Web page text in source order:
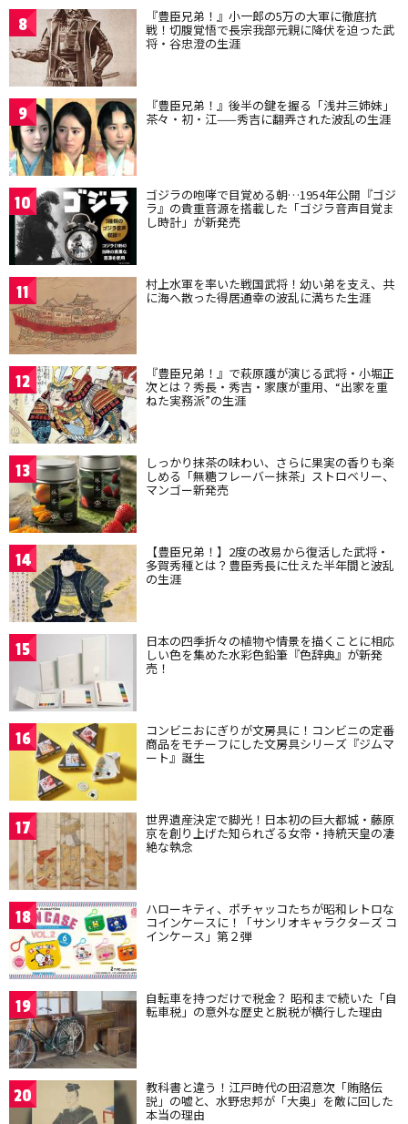
8 『豊臣兄弟！』小一郎の5万の大軍に徹底抗
戦！切腹覚悟で長宗我部元親に降伏を迫った武
将・谷忠澄の生涯
9 『豊臣兄弟！』後半の鍵を握る「浅井三姉妹」
茶々・初・江——秀吉に翻弄された波乱の生涯
10 ゴジラの咆哮で目覚める朝…1954年公開『ゴジ
ラ』の貴重音源を搭載した「ゴジラ音声目覚ま
し時計」が新発売
11 村上水軍を率いた戦国武将！幼い弟を支え、共
に海へ散った得居通幸の波乱に満ちた生涯
12 『豊臣兄弟！』で萩原護が演じる武将・小堀正
次とは？秀長・秀吉・家康が重用、“出家を重
ねた実務派”の生涯
13 しっかり抹茶の味わい、さらに果実の香りも楽
しめる「無糖フレーバー抹茶」ストロベリー、
マンゴー新発売
14 【豊臣兄弟！】2度の改易から復活した武将・
多賀秀種とは？豊臣秀長に仕えた半年間と波乱
の生涯
15 日本の四季折々の植物や情景を描くことに相応
しい色を集めた水彩色鉛筆『色辞典』が新発
売！
16 コンビニおにぎりが文房具に！コンビニの定番
商品をモチーフにした文房具シリーズ『ジムマ
ート』誕生
17 世界遺産決定で脚光！日本初の巨大都城・藤原
京を創り上げた知られざる女帝・持統天皇の凄
絶な執念
18 ハローキティ、ポチャッコたちが昭和レトロな
コインケースに！「サンリオキャラクターズ コ
インケース」第２弾
19 自転車を持つだけで税金？ 昭和まで続いた「自
転車税」の意外な歴史と脱税が横行した理由
20 教科書と違う！江戸時代の田沼意次「賄賂伝
説」の嘘と、水野忠邦が「大奥」を敵に回した
本当の理由